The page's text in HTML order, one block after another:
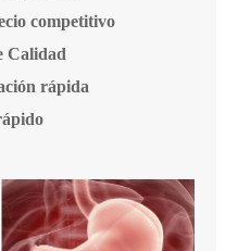
competitivo
Calidad
rápida